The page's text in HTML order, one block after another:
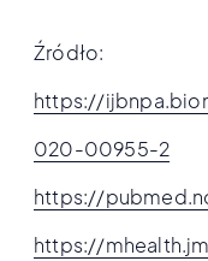
Źródło:
https://
020-00955-2
https://
https://